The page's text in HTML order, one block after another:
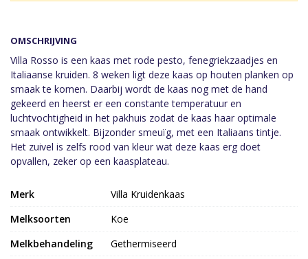
OMSCHRIJVING
Villa Rosso is een kaas met rode pesto, fenegriekzaadjes en
Italiaanse kruiden. 8 weken ligt deze kaas op houten planken op
smaak te komen. Daarbij wordt de kaas nog met de hand
gekeerd en heerst er een constante temperatuur en
luchtvochtigheid in het pakhuis zodat de kaas haar optimale
smaak ontwikkelt. Bijzonder smeuïg, met een Italiaans tintje.
Het zuivel is zelfs rood van kleur wat deze kaas erg doet
opvallen, zeker op een kaasplateau.
Merk
Villa Kruidenkaas
Melksoorten
Koe
Melkbehandeling
Gethermiseerd